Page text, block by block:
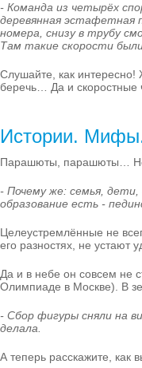
- Команда из четырёх
деревянная эстафетная
номера, снизу в трубу
Там такие скорости
Слушайте, как интересно!
беречь… Да и скоростные
Истории.
Парашюты, парашюты… Но
- Почему же: семья,
образование есть -
Целеустремлённые не
его разностях, не устают
Да и в небе он совсем не
Олимпиаде в Москве). В
- Сбор фигуры сняли на
делала.
А теперь расскажите, как